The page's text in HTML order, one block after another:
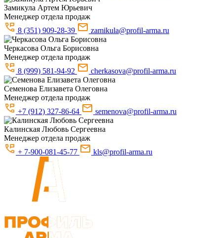
Замикула Артем Юрьевич
Менеджер отдела продаж
8 (351) 909-28-39
zamikula@profil-arma.ru
Черкасова Ольга Борисовна
Менеджер отдела продаж
8 (999) 581-94-92
cherkasova@profil-arma.ru
Семенова Елизавета Олеговна
Менеджер отдела продаж
+7 (912) 327-86-64
semenova@profil-arma.ru
Калинская Любовь Сергеевна
Менеджер отдела продаж
+ 7-900-081-45-77
kls@profil-arma.ru